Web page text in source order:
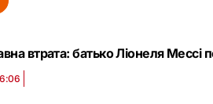
втрата: батько Ліонеля